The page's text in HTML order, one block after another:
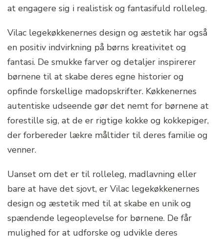
at engagere sig i realistisk og fantasifuld rolleleg.
Vilac legekøkkenernes design og æstetik har også
en positiv indvirkning på børns kreativitet og
fantasi. De smukke farver og detaljer inspirerer
børnene til at skabe deres egne historier og
opfinde forskellige madopskrifter. Køkkenernes
autentiske udseende gør det nemt for børnene at
forestille sig, at de er rigtige kokke og kokkepiger,
der forbereder lækre måltider til deres familie og
venner.
Uanset om det er til rolleleg, madlavning eller
bare at have det sjovt, er Vilac legekøkkenernes
design og æstetik med til at skabe en unik og
spændende legeoplevelse for børnene. De får
mulighed for at udforske og udvikle deres